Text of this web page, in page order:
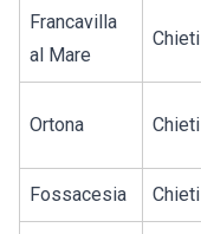
Francavilla
al Mare
Chieti
Ortona Chieti
Fossacesia Chieti